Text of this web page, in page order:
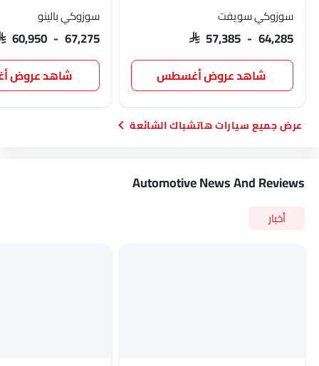
سوزوكي سويفت
SAR 57,385 - 64,285
شاهد عروض أغسطس
سوزوكي بالينو
60,950 - 67,275
شاهد عروض
سيارات هاتشباك الشائعة
Automotive News And Reviews
أخبار